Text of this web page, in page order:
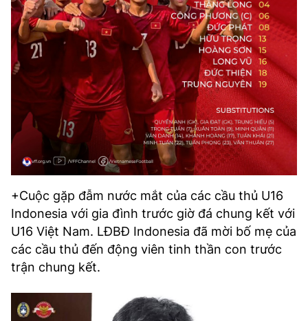
+Cuộc gặp đẫm nước mắt của các cầu thủ U16
Indonesia với gia đình trước giờ đá chung kết với
U16 Việt Nam. LĐBĐ Indonesia đã mời bố mẹ của
các cầu thủ đến động viên tinh thần con trước
trận chung kết.